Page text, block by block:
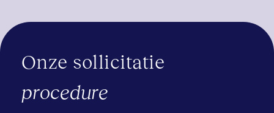
Onze sollicitatie
procedure